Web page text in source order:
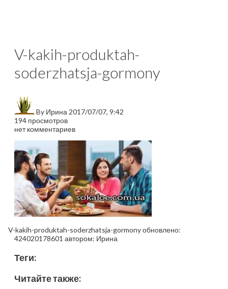
V-kakih-produktah-
soderzhatsja-gormony
By Ирина 2017/07/07, 9:42
194 просмотров
нет комментариев
V-kakih-produktah-soderzhatsja-gormonyобновлено:
424020178601 автором: Ирина
Теги:
Читайте также: